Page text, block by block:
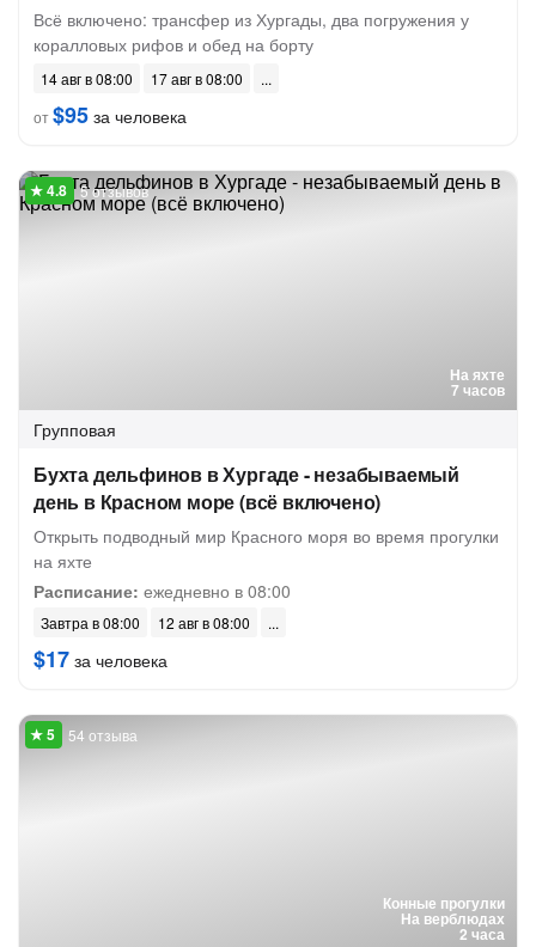
Всё включено: трансфер из Хургады, два погружения у
коралловых рифов и обед на борту
14 авг в 08:00
17 авг в 08:00
от$95 за человека
На яхте
7 часов
5 отзывов
Групповая
Бухта дельфинов в Хургаде - незабываемый
день в Красном море (всё включено)
Открыть подводный мир Красного моря во время прогулки
на яхте
Расписание: ежедневно в 08:00
Завтра в 08:00 12 авг в 08:00
$17 за человека
Конные прогулки
На верблюдах
2 часа
54 отзыва